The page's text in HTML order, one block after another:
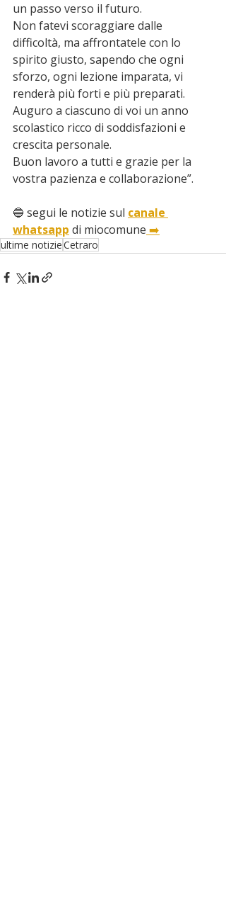
un passo verso il futuro.
Non fatevi scoraggiare dalle
difficoltà, ma affrontatele con lo
spirito giusto, sapendo che ogni
sforzo, ogni lezione imparata, vi
renderà più forti e più preparati.
Auguro a ciascuno di voi un anno
scolastico ricco di soddisfazioni e
crescita personale.
Buon lavoro a tutti e grazie per la
vostra pazienza e collaborazione”.
🔵 segui le notizie sul canale
whatsapp di miocomune ➡️
ultime notizieCetraro